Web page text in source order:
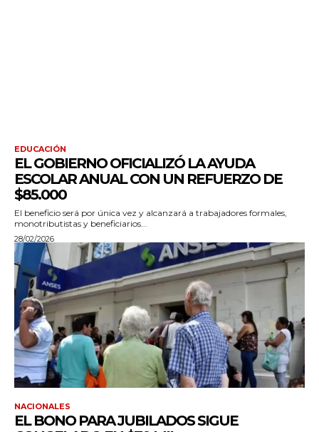
EDUCACIÓN
EL GOBIERNO OFICIALIZÓ LA AYUDA
ESCOLAR ANUAL CON UN REFUERZO DE
$85.000
El beneficio será por única vez y alcanzará a trabajadores formales,
monotributistas y beneficiarios...
28/02/2026
NACIONALES
EL BONO PARA JUBILADOS SIGUE